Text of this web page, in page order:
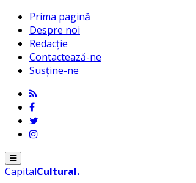
Prima pagină
Despre noi
Redacție
Contactează-ne
Susține-ne
Menu
CapitalCultural.